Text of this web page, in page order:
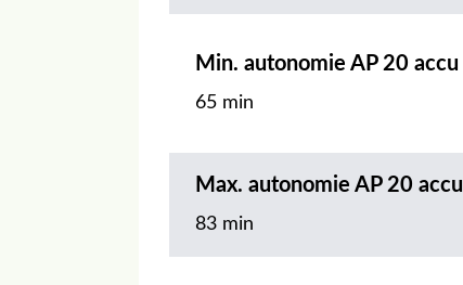
Min. autonomie AP 20 accu
65 min
Max. autonomie AP 20 accu
83 min